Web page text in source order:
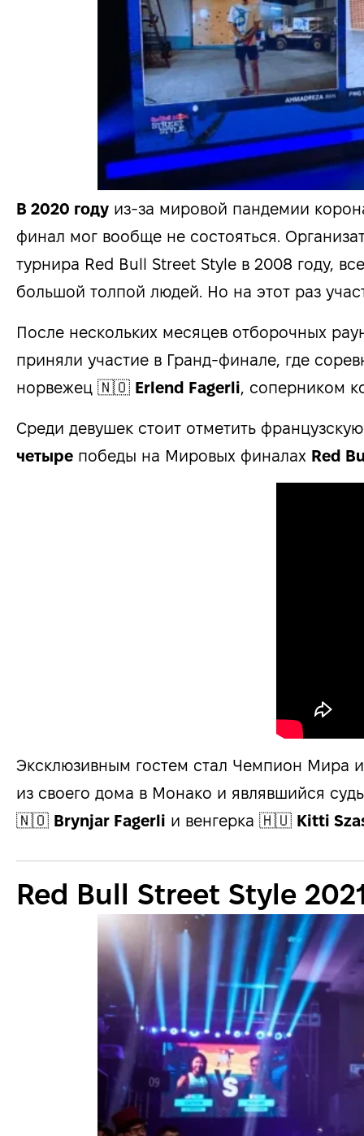
В 2020 году из-за мировой пандемии
финал мог вообще не состояться.
турнира Red Bull Street Style в 2008 году,
большой толпой людей. Но на этот раз
После нескольких месяцев отборочных
приняли участие в Гранд-финале, где
норвежец 🇳🇴 Erlend Fagerli, соперником
Среди девушек стоит отметить
четыре победы на Мировых финалах Red
Эксклюзивным гостем стал Чемпион Мира
из своего дома в Монако и являвшийся
🇳🇴 Brynjar Fagerli и венгерка 🇭🇺 Kitti
Red Bull Street Style